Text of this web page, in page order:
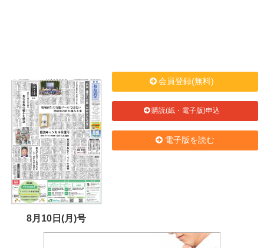
8月10日(月)号
会員登録(無料)
購読(紙・電子版)申込
電子版を読む